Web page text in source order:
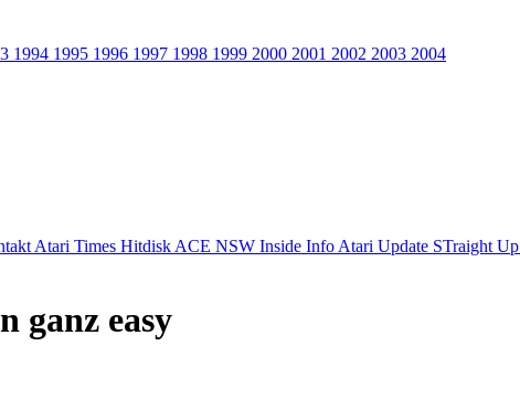
1994 1995 1996 1997 1998 1999 2000 2001 2002 2003 2004
Atari Times Hitdisk ACE NSW Inside Info Atari Update STraight Up
ganz easy